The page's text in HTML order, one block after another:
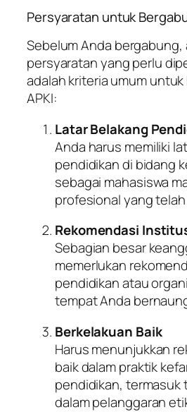
Persyaratan untuk
Sebelum Anda bergabung,
persyaratan yang perlu
adalah kriteria umum
APKI:
Latar Belakang
Anda harus memiliki
pendidikan di bidang
sebagai mahasiswa
profesional yang
Rekomendasi
Sebagian besar
memerlukan
pendidikan atau
tempat Anda
Berkelakuan Baik
Harus menunjukkan
baik dalam praktik
pendidikan, termasuk
dalam pelanggaran